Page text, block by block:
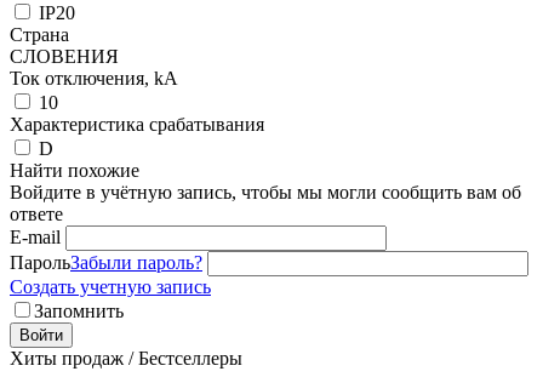
IP20
Страна
СЛОВЕНИЯ
Ток отключения, kА
10
Характеристика срабатывания
D
Найти похожие
Войдите в учётную запись, чтобы мы могли сообщить вам об
ответе
E-mail
ПарольЗабыли пароль?
Создать учетную запись
Запомнить
Войти
Хиты продаж / Бестселлеры